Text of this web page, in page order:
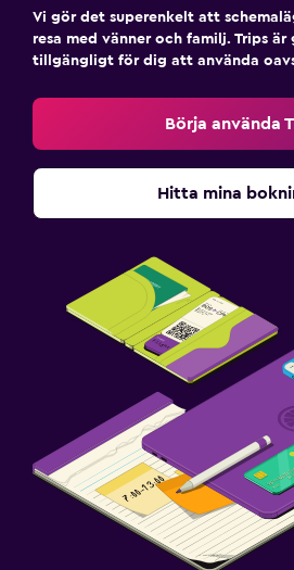
Vi gör det superenkelt att
resa med vänner och familj. Trips är
tillgängligt för dig att använda
Börja använda
Hitta mina